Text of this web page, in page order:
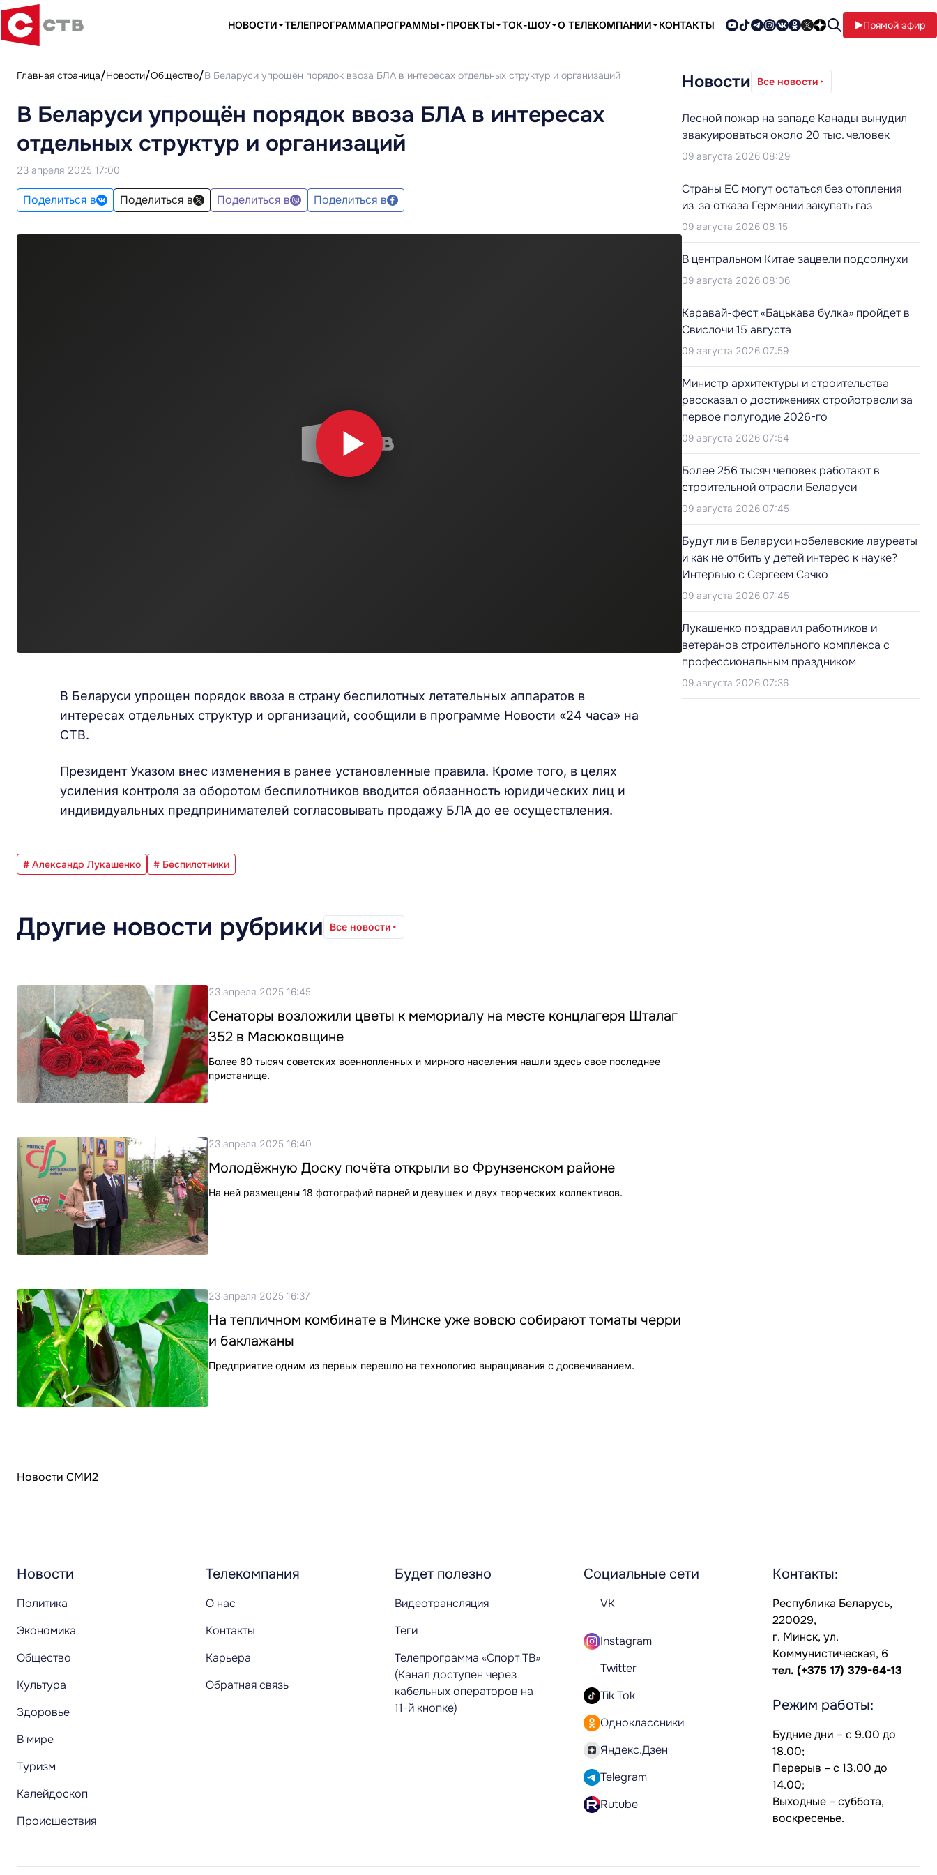
НОВОСТИ ТЕЛЕПРОГРАММАПРОГРАММЫ ПРОЕКТЫ ТОК-ШОУ О ТЕЛЕКОМПАНИИ КОНТАКТЫ Прямой эфир
Главная страница Новости Общество В Беларуси упрощён порядок ввоза БЛА в интересах отдельных структур и организаций
В Беларуси упрощён порядок ввоза БЛА в интересах
отдельных структур и организаций
23 апреля 2025 17:00
Поделиться в Поделиться в Поделиться в Поделиться в
В Беларуси упрощен порядок ввоза в страну беспилотных летательных аппаратов в
интересах отдельных структур и организаций, сообщили в программе Новости «24 часа» на
СТВ.
Президент Указом внес изменения в ранее установленные правила. Кроме того, в целях
усиления контроля за оборотом беспилотников вводится обязанность юридических лиц и
индивидуальных предпринимателей согласовывать продажу БЛА до ее осуществления.
# Александр Лукашенко # Беспилотники
Другие новости рубрики Все новости
23 апреля 2025 16:45
Сенаторы возложили цветы к мемориалу на месте концлагеря Шталаг
352 в Масюковщине
Более 80 тысяч советских военнопленных и мирного населения нашли здесь свое последнее
пристанище.
23 апреля 2025 16:40
Молодёжную Доску почёта открыли во Фрунзенском районе
На ней размещены 18 фотографий парней и девушек и двух творческих коллективов.
23 апреля 2025 16:37
На тепличном комбинате в Минске уже вовсю собирают томаты черри
и баклажаны
Предприятие одним из первых перешло на технологию выращивания с досвечиванием.
Новости СМИ2
Новости Все новости
Лесной пожар на западе Канады вынудил
эвакуироваться около 20 тыс. человек
09 августа 2026 08:29
Страны ЕС могут остаться без отопления
из-за отказа Германии закупать газ
09 августа 2026 08:15
В центральном Китае зацвели подсолнухи
09 августа 2026 08:06
Каравай-фест «Бацькава булка» пройдет в
Свислочи 15 августа
09 августа 2026 07:59
Министр архитектуры и строительства
рассказал о достижениях стройотрасли за
первое полугодие 2026-го
09 августа 2026 07:54
Более 256 тысяч человек работают в
строительной отрасли Беларуси
09 августа 2026 07:45
Будут ли в Беларуси нобелевские лауреаты
и как не отбить у детей интерес к науке?
Интервью с Сергеем Сачко
09 августа 2026 07:45
Лукашенко поздравил работников и
ветеранов строительного комплекса с
профессиональным праздником
09 августа 2026 07:36
Новости
Политика
Экономика
Общество
Культура
Здоровье
В мире
Туризм
Калейдоскоп
Происшествия
Телекомпания
О нас
Контакты
Карьера
Обратная связь
Будет полезно
Видеотрансляция
Теги
Телепрограмма «Спорт ТВ»
(Канал доступен через
кабельных операторов на
11-й кнопке)
Социальные сети
VK
Instagram
Twitter
Tik Tok
Одноклассники
Яндекс.Дзен
Telegram
Rutube
Контакты:
Республика Беларусь,
220029,
г. Минск, ул.
Коммунистическая, 6
тел. (+375 17) 379-64-13
Режим работы:
Будние дни – с 9.00 до
18.00;
Перерыв – с 13.00 до
14.00;
Выходные – суббота,
воскресенье.